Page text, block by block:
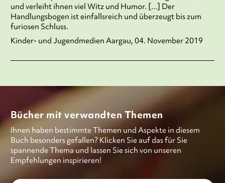
und verleiht ihnen viel Witz und Humor. [...] Der
Handlungsbogen ist einfallsreich und überzeugt bis zum
furiosen Schluss.
Kinder- und Jugendmedien Aargau, 04. November 2019
Bücher mit verwandten Themen
Ihnen haben bestimmte Themen und Aspekte in diesem
Buch besonders gefallen? Klicken Sie auf das für Sie
spannende Thema und lassen Sie sich von unseren
Empfehlungen inspirieren!